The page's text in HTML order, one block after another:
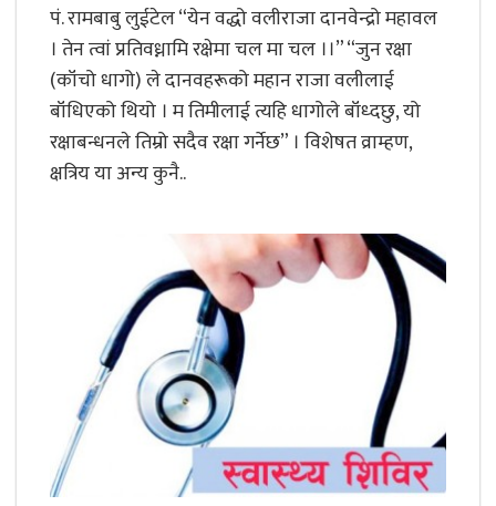
पं. रामबाबु लुईटेल “येन वद्धो वलीराजा दानवेन्द्रो महावल
। तेन त्वां प्रतिवध्नामि रक्षेमा चल मा चल ।।” “जुन रक्षा
(कॉंचो धागो) ले दानवहरूको महान राजा वलीलाई
बॉंधिएको थियो । म तिमीलाई त्यहि धागोले बॉंध्दछु, यो
रक्षाबन्धनले तिम्रो सदैव रक्षा गर्नेछ” । विशेषत व्राम्हण,
क्षत्रिय या अन्य कुनै..